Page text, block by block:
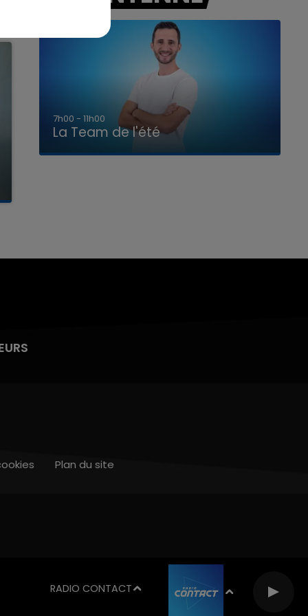
7h00 - 11h00
La Team de l'été
RADIO CONTACT
Plan du site